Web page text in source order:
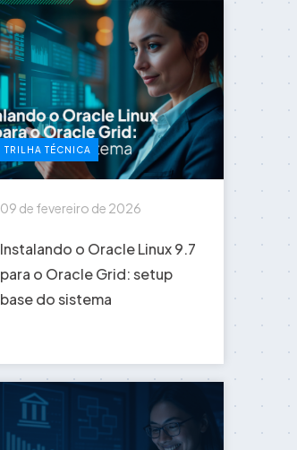
TRILHA TÉCNICA
09 de fevereiro de 2026
Instalando o Oracle Linux 9.7
para o Oracle Grid: setup
base do sistema